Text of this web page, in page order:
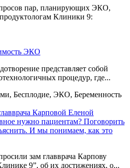
пар, планирующих ЭКО,
Клиники 9:
ЭКО
представляет собой
процедур, где...
Бесплодие, ЭКО, Беременность
Карповой Еленой
нужно пациентам? Поговорить
И мы понимаем, как это
зам главврача Карпову
9”, об их достижениях, о...